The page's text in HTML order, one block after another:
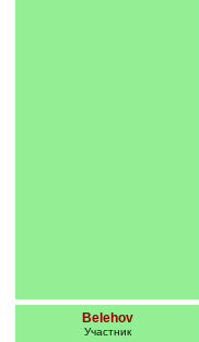
Belehov
Участник